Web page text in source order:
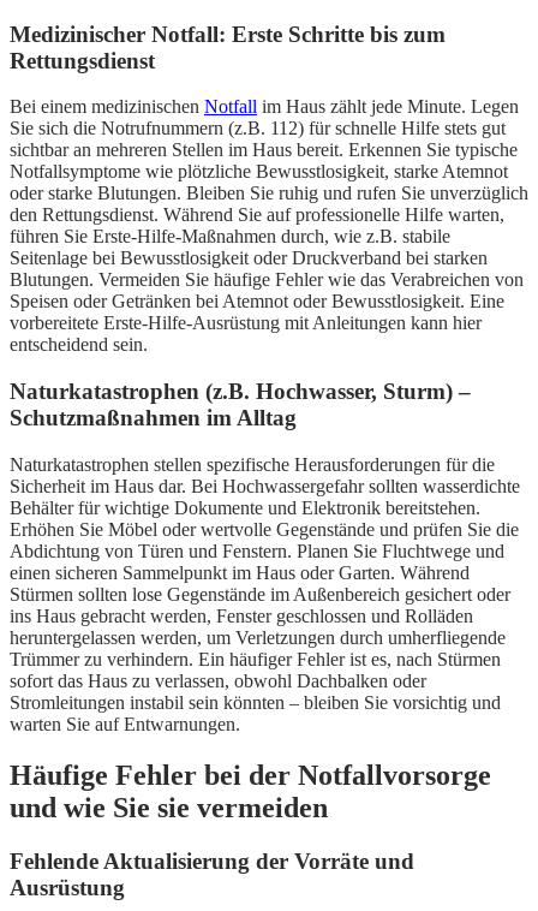
Medizinischer Notfall: Erste Schritte bis zum
Rettungsdienst
Bei einem medizinischen Notfall im Haus zählt jede Minute. Legen
Sie sich die Notrufnummern (z.B. 112) für schnelle Hilfe stets gut
sichtbar an mehreren Stellen im Haus bereit. Erkennen Sie typische
Notfallsymptome wie plötzliche Bewusstlosigkeit, starke Atemnot
oder starke Blutungen. Bleiben Sie ruhig und rufen Sie unverzüglich
den Rettungsdienst. Während Sie auf professionelle Hilfe warten,
führen Sie Erste-Hilfe-Maßnahmen durch, wie z.B. stabile
Seitenlage bei Bewusstlosigkeit oder Druckverband bei starken
Blutungen. Vermeiden Sie häufige Fehler wie das Verabreichen von
Speisen oder Getränken bei Atemnot oder Bewusstlosigkeit. Eine
vorbereitete Erste-Hilfe-Ausrüstung mit Anleitungen kann hier
entscheidend sein.
Naturkatastrophen (z.B. Hochwasser, Sturm) –
Schutzmaßnahmen im Alltag
Naturkatastrophen stellen spezifische Herausforderungen für die
Sicherheit im Haus dar. Bei Hochwassergefahr sollten wasserdichte
Behälter für wichtige Dokumente und Elektronik bereitstehen.
Erhöhen Sie Möbel oder wertvolle Gegenstände und prüfen Sie die
Abdichtung von Türen und Fenstern. Planen Sie Fluchtwege und
einen sicheren Sammelpunkt im Haus oder Garten. Während
Stürmen sollten lose Gegenstände im Außenbereich gesichert oder
ins Haus gebracht werden, Fenster geschlossen und Rolläden
heruntergelassen werden, um Verletzungen durch umherfliegende
Trümmer zu verhindern. Ein häufiger Fehler ist es, nach Stürmen
sofort das Haus zu verlassen, obwohl Dachbalken oder
Stromleitungen instabil sein könnten – bleiben Sie vorsichtig und
warten Sie auf Entwarnungen.
Häufige Fehler bei der Notfallvorsorge
und wie Sie sie vermeiden
Fehlende Aktualisierung der Vorräte und
Ausrüstung